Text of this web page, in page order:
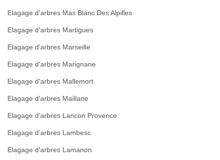
Elagage d'arbres Mas Blanc Des Alpilles
Elagage d'arbres Martigues
Elagage d'arbres Marseille
Elagage d'arbres Marignane
Elagage d'arbres Mallemort
Elagage d'arbres Maillane
Elagage d'arbres Lancon Provence
Elagage d'arbres Lambesc
Elagage d'arbres Lamanon